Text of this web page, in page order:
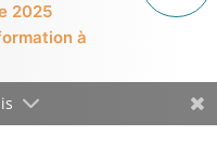
2025
à